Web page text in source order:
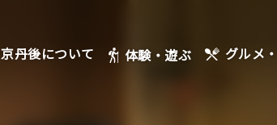
京丹後について 体験・遊ぶ グルメ